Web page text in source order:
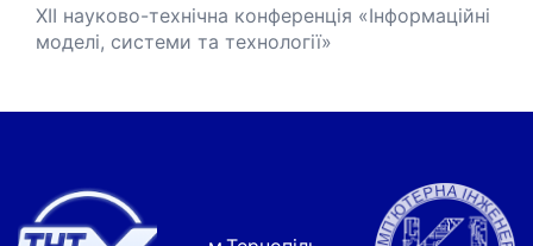
XІІ науково-технічна конференція «Інформаційні
моделі, системи та технології»